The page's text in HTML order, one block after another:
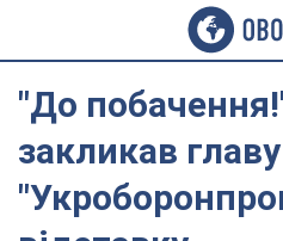
"До
закликав главу